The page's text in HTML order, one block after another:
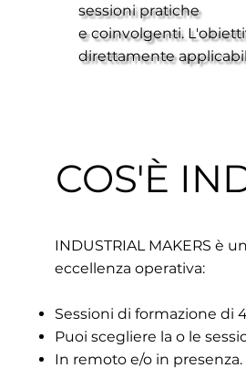
sessioni pratiche
e coinvolgenti.
direttamente
COS'È
INDUSTRIAL MAKERS è
eccellenza operativa:​​
Sessioni di formazione di
Puoi scegliere la o le
In remoto e/o in presenza.